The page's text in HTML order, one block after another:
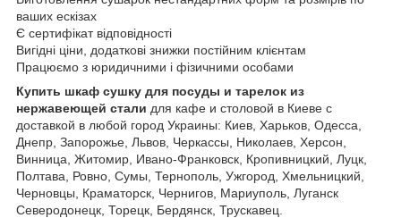
ваших ескізах
Є сертифікат відповідності
Вигідні ціни, додаткові знижки постійним клієнтам
Працюємо з юридичними і фізичними особами
Купить шкаф сушку для посуды и тарелок из
нержавеющей стали для кафе и столовой в Киеве с
доставкой в любой город Украины: Киев, Харьков, Одесса,
Днепр, Запорожье, Львов, Черкассы, Николаев, Херсон,
Винница, Житомир, Ивано-Франковск, Кропивницкий, Луцк,
Полтава, Ровно, Сумы, Тернополь, Ужгород, Хмельницкий,
Черновцы, Краматорск, Чернигов, Мариуполь, Луганск
Северодонецк, Торецк, Бердянск, Трускавец.